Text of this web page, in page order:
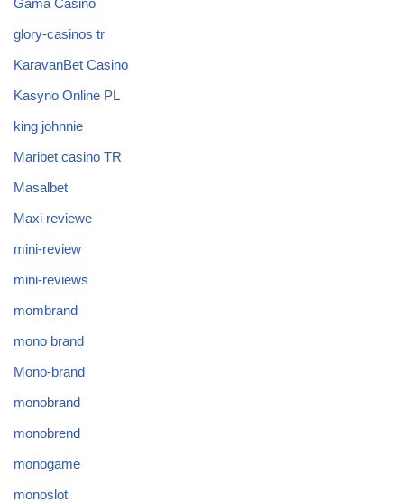
glory-casinos tr
KaravanBet Casino
Kasyno Online PL
king johnnie
Maribet casino TR
Masalbet
Maxi reviewe
mini-review
mini-reviews
mombrand
mono brand
Mono-brand
monobrand
monobrend
monogame
monoslot